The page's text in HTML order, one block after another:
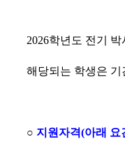
2026학년도 전기
해당되는 학생은
○ 지원자격(아래 요